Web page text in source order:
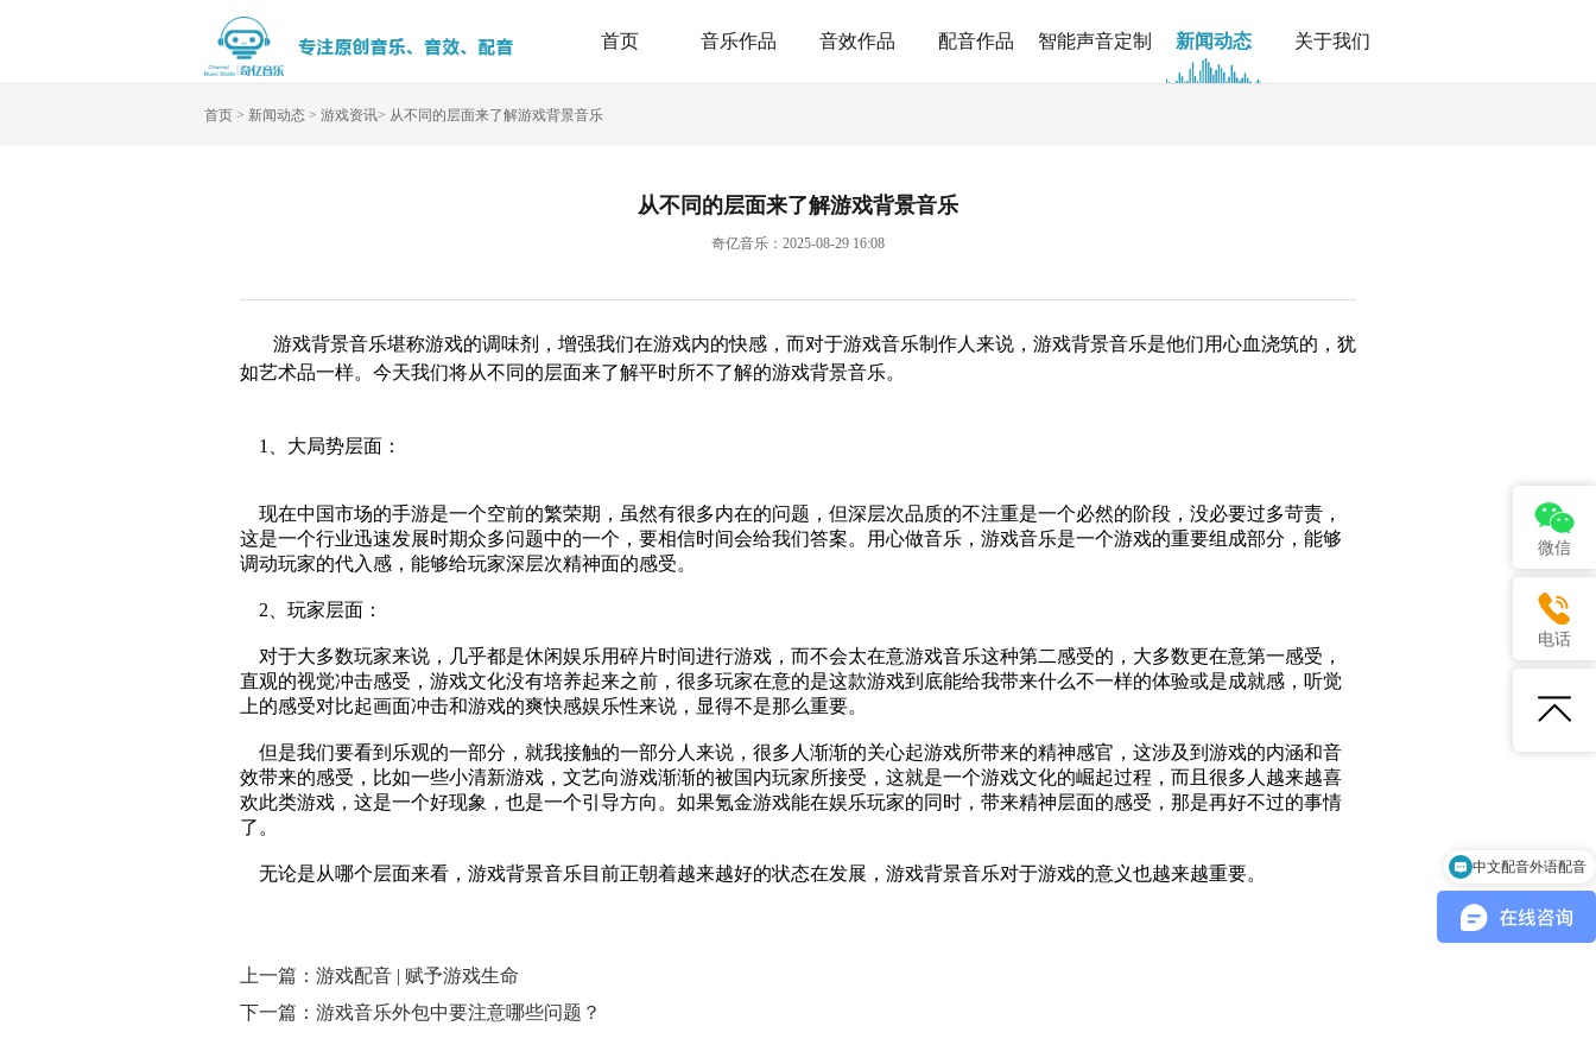
首页 音乐作品 音效作品 配音作品 智能声音定制 新闻动态 关于我们
首页 > 新闻动态 > 游戏资讯> 从不同的层面来了解游戏背景音乐
从不同的层面来了解游戏背景音乐
奇亿音乐：2025-08-29 16:08
游戏背景音乐堪称游戏的调味剂，增强我们在游戏内的快感，而对于游戏音乐制作人来说，游戏背景音乐是他们用心血浇筑的，犹
如艺术品一样。今天我们将从不同的层面来了解平时所不了解的游戏背景音乐。
1、大局势层面：
现在中国市场的手游是一个空前的繁荣期，虽然有很多内在的问题，但深层次品质的不注重是一个必然的阶段，没必要过多苛责，
这是一个行业迅速发展时期众多问题中的一个，要相信时间会给我们答案。用心做音乐，游戏音乐是一个游戏的重要组成部分，能够
调动玩家的代入感，能够给玩家深层次精神面的感受。
2、玩家层面：
对于大多数玩家来说，几乎都是休闲娱乐用碎片时间进行游戏，而不会太在意游戏音乐这种第二感受的，大多数更在意第一感受，
直观的视觉冲击感受，游戏文化没有培养起来之前，很多玩家在意的是这款游戏到底能给我带来什么不一样的体验或是成就感，听觉
上的感受对比起画面冲击和游戏的爽快感娱乐性来说，显得不是那么重要。
但是我们要看到乐观的一部分，就我接触的一部分人来说，很多人渐渐的关心起游戏所带来的精神感官，这涉及到游戏的内涵和音
效带来的感受，比如一些小清新游戏，文艺向游戏渐渐的被国内玩家所接受，这就是一个游戏文化的崛起过程，而且很多人越来越喜
欢此类游戏，这是一个好现象，也是一个引导方向。如果氪金游戏能在娱乐玩家的同时，带来精神层面的感受，那是再好不过的事情
了。
无论是从哪个层面来看， 游戏背景音乐目前正朝着越来越好的状态在发展，游戏背景音乐对于游戏的意义也越来越重要。
上一篇：游戏配音 | 赋予游戏生命
下一篇：游戏音乐外包中要注意哪些问题？
微信
电话
中文配音外语配音